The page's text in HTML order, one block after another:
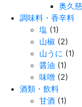
奥久
調味料・香辛料
塩 (1)
山椒 (2)
山うに (1)
醤油 (1)
味噌 (2)
酒類・飲料
甘酒 (1)